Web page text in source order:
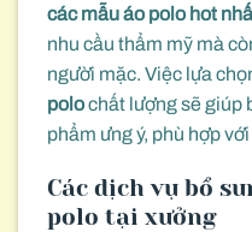
các mẫu áo polo hot
nhu cầu thẩm mỹ mà
người mặc. Việc lựa
polochất lượng sẽ giúp
phẩm ưng ý, phù hợp
Các dịch vụ bổ
polo tại xưởng